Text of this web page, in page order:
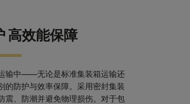
高效能保障
输中——无论是标准集装箱运输还
防护与效率保障。 采用密封集装
震、防潮并避免物理损伤。对于包